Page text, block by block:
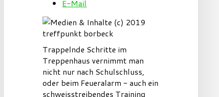
E-Mail
Trappelnde Schritte im
Treppenhaus vernimmt man
nicht nur nach Schulschluss,
oder beim Feueralarm - auch ein
schweisstreibendes Training